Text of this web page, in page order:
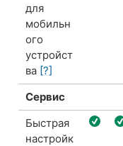
для
мобильн
ого
устройст
ва [?]
Сервис
Быстрая
настройк